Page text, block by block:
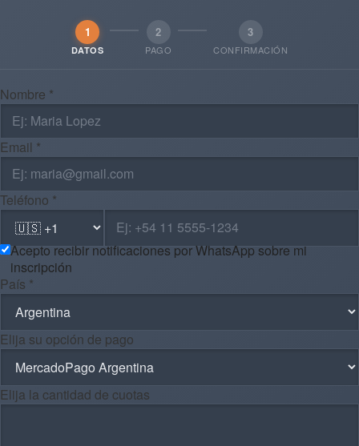
1
DATOS
2
PAGO
3
CONFIRMACIÓN
Nombre *
Email *
Teléfono *
Acepto recibir notificaciones por WhatsApp sobre mi
inscripción
País *
Elija su opción de pago
Elija la cantidad de cuotas